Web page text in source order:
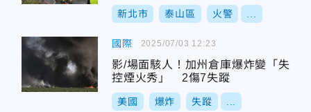
新北市 泰山區 火警
國際
影/場面駭人！加州倉庫爆炸變「失
控煙火秀」 2傷7失蹤
美國 爆炸 失蹤
2025/07/03 12:23